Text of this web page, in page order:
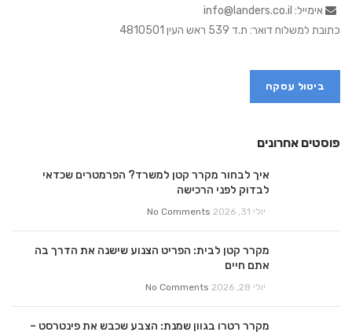
אימייל: info@landers.co.il
כתובת למשלוח דואר: ת.ד 539 ראש העין 4810501
ביטול עסקה
פוסטים אחרונים
איך לבחור מקרר קטן למשרד? הפרמטרים שכדאי
לבדוק לפני הרכישה
יולי 31, 2026 No Comments
מקרר קטן לבית: הפריט הצנוע שישנה את הדרך בה
אתם חיים
יולי 28, 2026 No Comments
מקרר רטרו בגוון שמנת: הצבע שכבש את פינטרסט –